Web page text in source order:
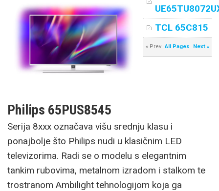
TCL 65C815
« Prev All Pages Next »
Philips 65PUS8545
Serija 8xxx označava višu srednju klasu i
ponajbolje što Philips nudi u klasičnim LED
televizorima. Radi se o modelu s elegantnim
tankim rubovima, metalnom izradom i stalkom te
trostranom Ambilight tehnologijom koja ga